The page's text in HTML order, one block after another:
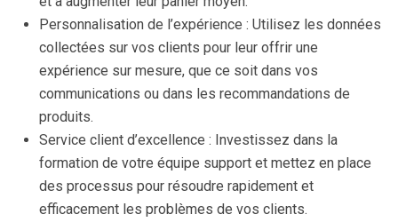
Personnalisation de l’expérience : Utilisez les données
collectées sur vos clients pour leur offrir une
expérience sur mesure, que ce soit dans vos
communications ou dans les recommandations de
produits.
Service client d’excellence : Investissez dans la
formation de votre équipe support et mettez en place
des processus pour résoudre rapidement et
efficacement les problèmes de vos clients.